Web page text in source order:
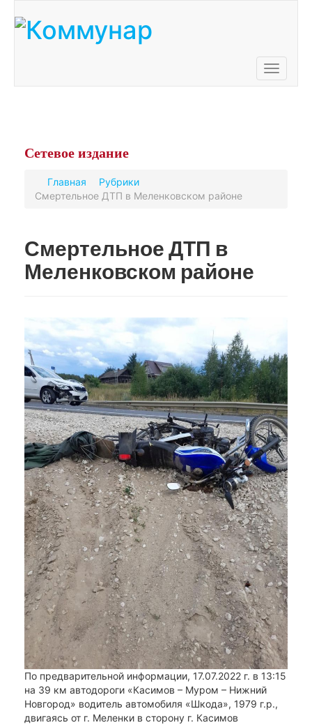
Toggle
Сетевое издание
Главная
Рубрики
Смертельное ДТП в Меленковском районе
Смертельное ДТП в
Меленковском районе
По предварительной информации, 17.07.2022 г. в 13:15
на 39 км автодороги «Касимов – Муром – Нижний
Новгород» водитель автомобиля «Шкода», 1979 г.р.,
двигаясь от г. Меленки в сторону г. Касимов